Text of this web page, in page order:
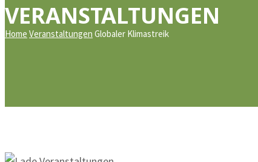
VERANSTALTUNGEN
Home Veranstaltungen Globaler Klimastreik